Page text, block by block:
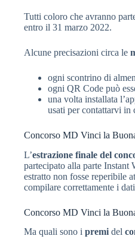
Tutti coloro che avranno
entro il 31 marzo 2022.
Alcune precisazioni circa le
ogni scontrino di
ogni QR Code può
una volta installata
usati per contattarvi in
Concorso MD Vinci la
L’estrazione finale del
partecipato alla parte Instant
estratto non fosse reperibile
compilare correttamente i
Concorso MD Vinci la
Ma quali sono i premi del